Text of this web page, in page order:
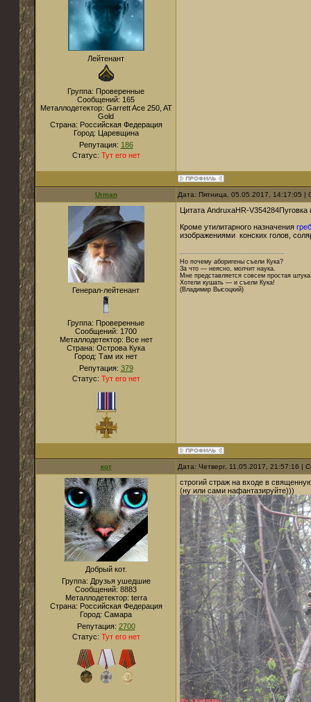
Лейтенант
Группа: Проверенные
Сообщений: 165
Металлодетектор: Garrett Ace 250, AT
Gold
Страна: Российская Федерация
Город: Царевщина
Репутация: 186
Статус: Тут его нет
Urman Дата: Пятница, 05.05.2017, 14:17:05
Генерал-лейтенант
Группа: Проверенные
Сообщений: 1700
Металлодетектор: Все нет
Страна: Острова Кука
Город: Там их нет
Репутация: 379
Статус: Тут его нет
Цитата AndruxaHR-V354284Пуговка
Кроме утилитарного назначения
изображениями конских голов,
Но почему аборигены съели Кука?
За что — неясно, молчит наука.
Мне представляется совсем простая
Хотели кушать — и съели Кука!
(Владимир Высоцкий)
кот Дата: Четверг, 11.05.2017, 21:57:16 |
Добрый кот.
Группа: Друзья ушедшие
Сообщений: 8883
Металлодетектор: terra
Страна: Российская Федерация
Город: Cамара
Репутация: 2700
Статус: Тут его нет
строгий страж на входе в
(ну или сами нафантазируйте)))